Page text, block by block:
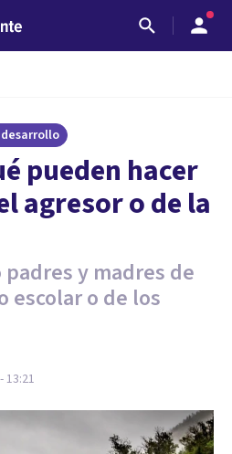
pueden hacer
agresor o de la
padres y madres de
escolar o de los
13:21